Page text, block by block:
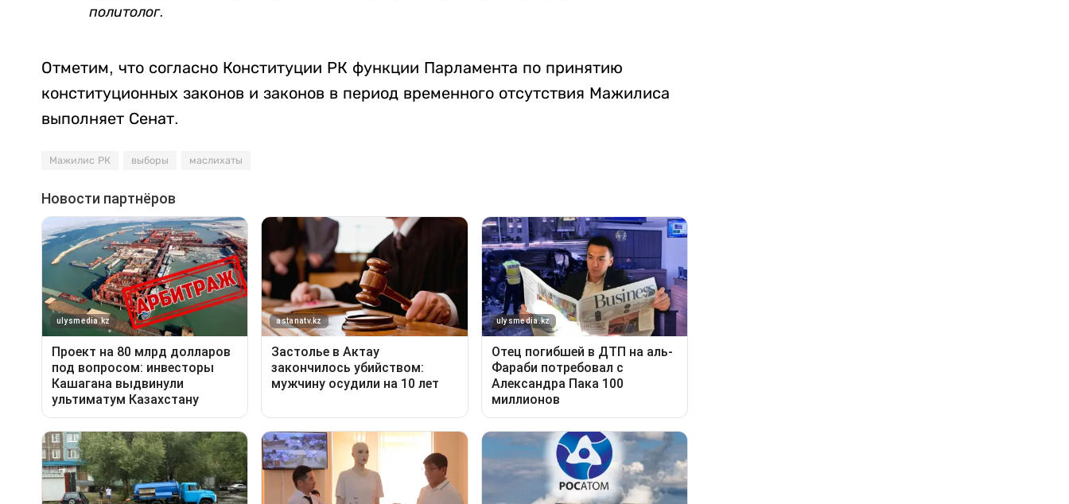
политолог.
Отметим, что согласно Конституции РК функции Парламента по принятию
конституционных законов и законов в период временного отсутствия Мажилиса
выполняет Сенат.
Мажилис РК выборы маслихаты